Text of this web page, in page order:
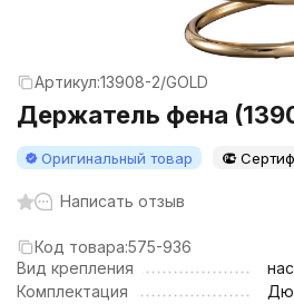
Артикул:13908-2/GOLD
Держатель фена
Оригинальный товар
Написать отзыв
Код товара:575-936
Вид крепления
Комплектация